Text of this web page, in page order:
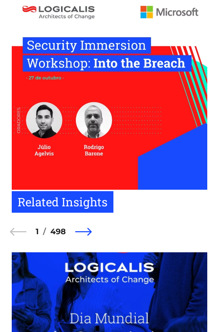
Related Insights
1 498